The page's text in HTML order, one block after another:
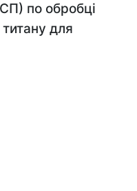
по обробці
для